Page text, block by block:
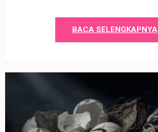
BACA SELENGKAPNYA